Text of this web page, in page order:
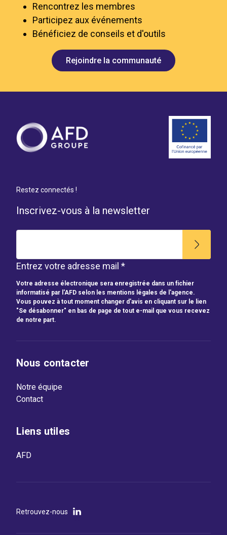
Rencontrez les membres
Participez aux événements
Bénéficiez de conseils et d'outils
Rejoindre la communauté
Restez connectés !
Inscrivez-vous à la newsletter
Entrez votre adresse mail *
Votre adresse électronique sera enregistrée dans un fichier
informatisé par l'AFD selon les mentions légales de l'agence.
Vous pouvez à tout moment changer d'avis en cliquant sur le lien
"Se désabonner" en bas de page de tout e-mail que vous recevez
de notre part.
Nous contacter
Notre équipe
Contact
Liens utiles
AFD
Retrouvez-nous